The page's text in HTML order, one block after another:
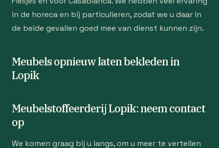
in de horeca en bij particulieren, zodat we u daar in
de beide gevallen goed mee van dienst kunnen zijn.
Meubels opnieuw laten bekleden in
Lopik
Meubelstoffeerderij Lopik: neem contact
op
We komen graag bij u langs, om u meer te vertellen